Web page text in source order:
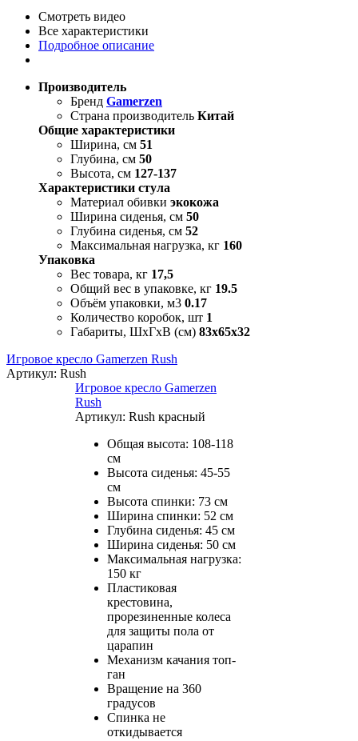
Смотреть видео
Все характеристики
Подробное описание
Производитель
Бренд Gamerzen
Страна производитель Китай
Общие характеристики
Ширина, см 51
Глубина, см 50
Высота, см 127-137
Характеристики стула
Материал обивки экокожа
Ширина сиденья, см 50
Глубина сиденья, см 52
Максимальная нагрузка, кг 160
Упаковка
Вес товара, кг 17,5
Общий вес в упаковке, кг 19.5
Объём упаковки, м3 0.17
Количество коробок, шт 1
Габариты, ШxГxВ (см) 83x65x32
Игровое кресло Gamerzen Rush
Артикул: Rush
Игровое кресло Gamerzen
Rush
Артикул: Rush красный
Общая высота: 108-118
см
Высота сиденья: 45-55
см
Высота спинки: 73 см
Ширина спинки: 52 см
Глубина сиденья: 45 см
Ширина сиденья: 50 см
Максимальная нагрузка:
150 кг
Пластиковая
крестовина,
прорезиненные колеса
для защиты пола от
царапин
Механизм качания топ-
ган
Вращение на 360
градусов
Спинка не
откидывается